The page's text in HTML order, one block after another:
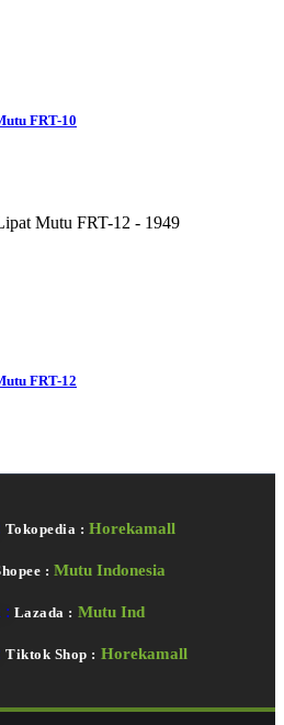
FRT-10
FRT-12
Tokopedia : Horekamall
: Mutu Indonesia
Lazada : Mutu Ind
Tiktok Shop : Horekamall